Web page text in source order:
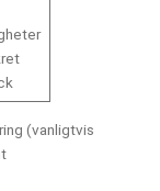
(vanligtvis